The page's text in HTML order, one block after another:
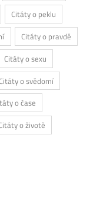
Citáty o peklu
Citáty o pravdě
Citáty o sexu
o svědomí
o čase
o životě